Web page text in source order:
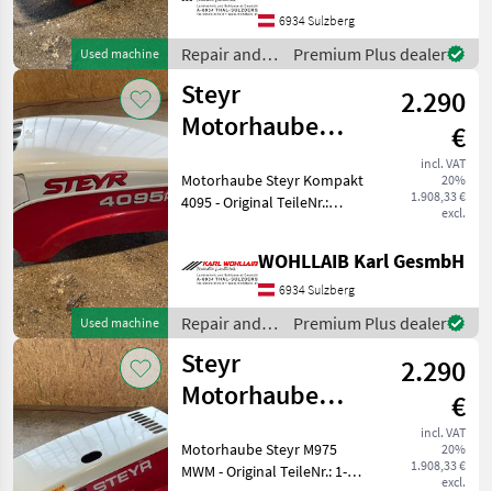
Used machine
has burn marks on the
inside -
6934 Sulzberg
Repair and
spare parts /
Steyr
Premium Plus dealer
Used machine
Steyr
Motorhaube
(87344187)
2.290
€
incl. VAT
20%
1.908,33 €
excl.
Motorhaube Steyr Kompakt
4095 - Original TeileNr.:
Haube ist vorne an 2
Stellen gebrochen (siehe
Bilder)
WOHLLAIB Karl GesmbH
6934 Sulzberg
Repair and
spare parts /
Steyr
Premium Plus dealer
Steyr
Motorhaube
34-513-260)
2.290
€
incl. VAT
20%
1.908,33 €
excl.
Motorhaube Steyr M975
MWM - Original TeileNr.: 1-